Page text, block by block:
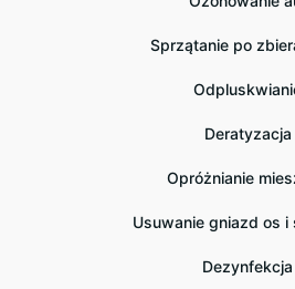
Sprzątanie po
Deratyzacja
Opróżnianie
Usuwanie gniazd os i
Dezynfekcja